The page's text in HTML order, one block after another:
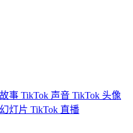
事 TikTok 声音 TikTok 头像
灯片 TikTok 直播